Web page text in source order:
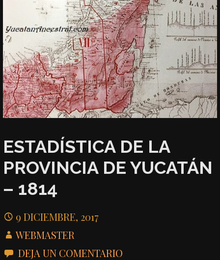
ESTADÍSTICA DE LA
PROVINCIA DE YUCATÁN
– 1814
9 DICIEMBRE, 2017
WEBMASTER
DEJA UN COMENTARIO